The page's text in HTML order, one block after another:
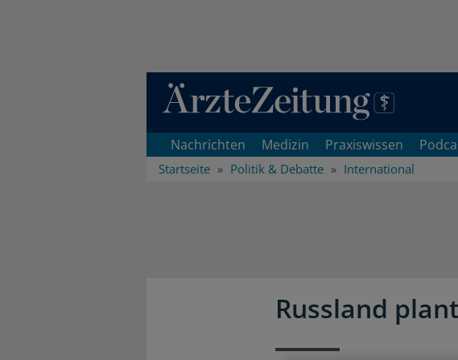
Direkt zum Inhaltsbereich
Nachrichten Medizin Praxiswissen
Startseite Politik & Debatte International
Russland